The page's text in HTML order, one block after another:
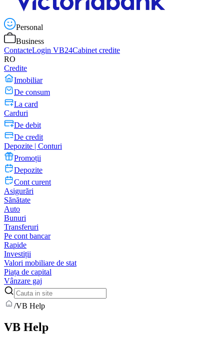
Personal
Business
ContacteLogin VB24Cabinet credite
RO
Credite
Imobiliar
De consum
La card
Carduri
De debit
De credit
Depozite | Conturi
Promoții
Depozite
Cont curent
Asigurări
Sănătate
Auto
Bunuri
Transferuri
Pe cont bancar
Rapide
Investiții
Valori mobiliare de stat
Piața de capital
Vânzare gaj
/VB Help
VB Help